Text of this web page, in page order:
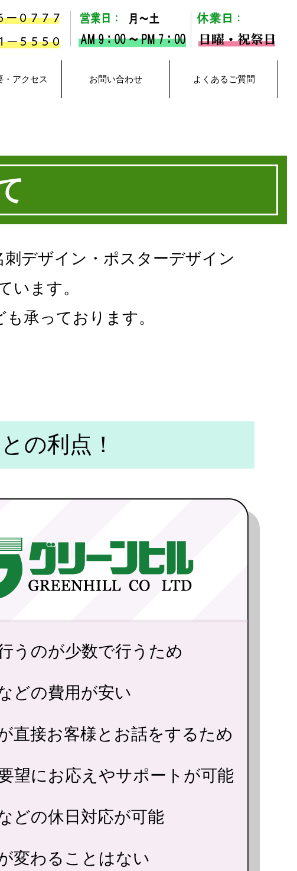
・アクセス お問い合わせ よくあるご質問
デザイン・ ポスターデザイン
います。
承っております。
の利点！
うのが少数で行うため
どの費用が安い
直接お客様とお話をするため
望にお応えやサポートが可能
どの休日対応が可能
変わることはない